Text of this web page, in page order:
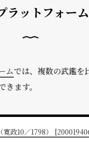
ラットフォーム
ムでは、複数の武鑑を
ます。
寛政10／1798）